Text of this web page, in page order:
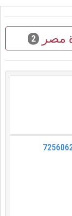
مصر 2
شيفروليه 2008 البحيرة أبيض 7256062